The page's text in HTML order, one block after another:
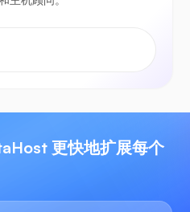
更快地扩展每个